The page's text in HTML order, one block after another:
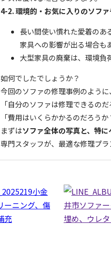
4-2.環境的・お気に入りのソフ
長い間使い慣れた愛着のあ
家具への影響が出る場合も
大型家具の廃棄は、環境負
如何でしたでしょうか？
今回のソファの修理事例のよう
「自分のソファは修理できるのだ
「費用はいくらかかるのだろうか
まずはソファ全体の写真と、特
専門スタッフが、最適な修理プ